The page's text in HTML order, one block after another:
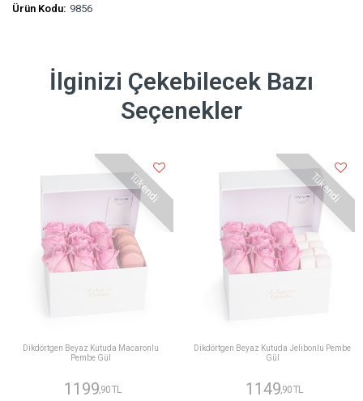
Ürün Kodu: 9856
İlginizi Çekebilecek Bazı
Seçenekler
Tükendi
Dikdörtgen Beyaz Kutuda Macaronlu
Pembe Gül
1199 ,90 TL
Tükendi
Dikdörtgen Beyaz Kutuda Jelibonlu Pembe
Gül
1149 ,90 TL